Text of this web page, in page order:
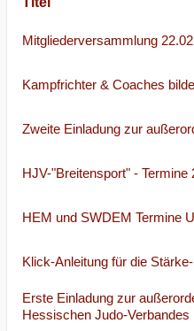
Mitgliederversammlung
Kampfrichter & Coaches
Zweite Einladung zur
HJV-"Breitensport" - Termine
HEM und SWDEM Termine
Klick-Anleitung für die
Erste Einladung zur
Hessischen Judo-Verbandes